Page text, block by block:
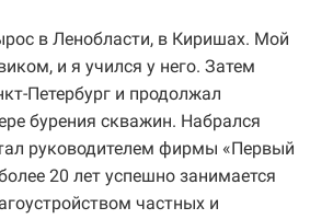
в Ленобласти, в Киришах. Мой
и я учился у него. Затем
Петербург и продолжал
бурения скважин. Набрался
руководителем фирмы «Первый
20 лет успешно занимается
частных и